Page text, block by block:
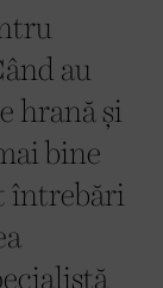
au
hrană și
bine
întrebări